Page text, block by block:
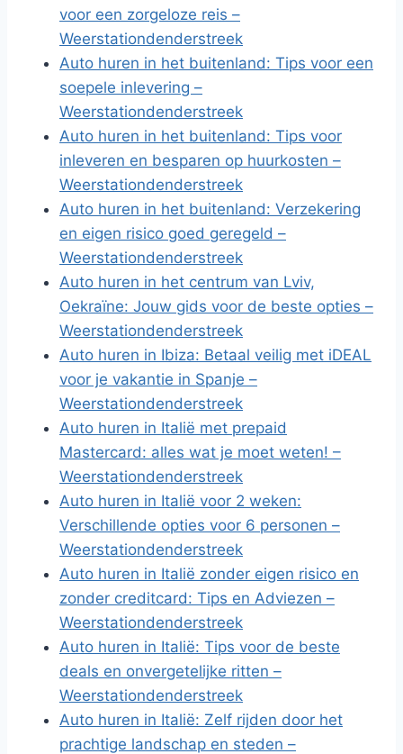
voor een zorgeloze reis –
Weerstationdenderstreek
Auto huren in het buitenland: Tips voor een
soepele inlevering –
Weerstationdenderstreek
Auto huren in het buitenland: Tips voor
inleveren en besparen op huurkosten –
Weerstationdenderstreek
Auto huren in het buitenland: Verzekering
en eigen risico goed geregeld –
Weerstationdenderstreek
Auto huren in het centrum van Lviv,
Oekraïne: Jouw gids voor de beste opties –
Weerstationdenderstreek
Auto huren in Ibiza: Betaal veilig met iDEAL
voor je vakantie in Spanje –
Weerstationdenderstreek
Auto huren in Italië met prepaid
Mastercard: alles wat je moet weten! –
Weerstationdenderstreek
Auto huren in Italië voor 2 weken:
Verschillende opties voor 6 personen –
Weerstationdenderstreek
Auto huren in Italië zonder eigen risico en
zonder creditcard: Tips en Adviezen –
Weerstationdenderstreek
Auto huren in Italië: Tips voor de beste
deals en onvergetelijke ritten –
Weerstationdenderstreek
Auto huren in Italië: Zelf rijden door het
prachtige landschap en steden –